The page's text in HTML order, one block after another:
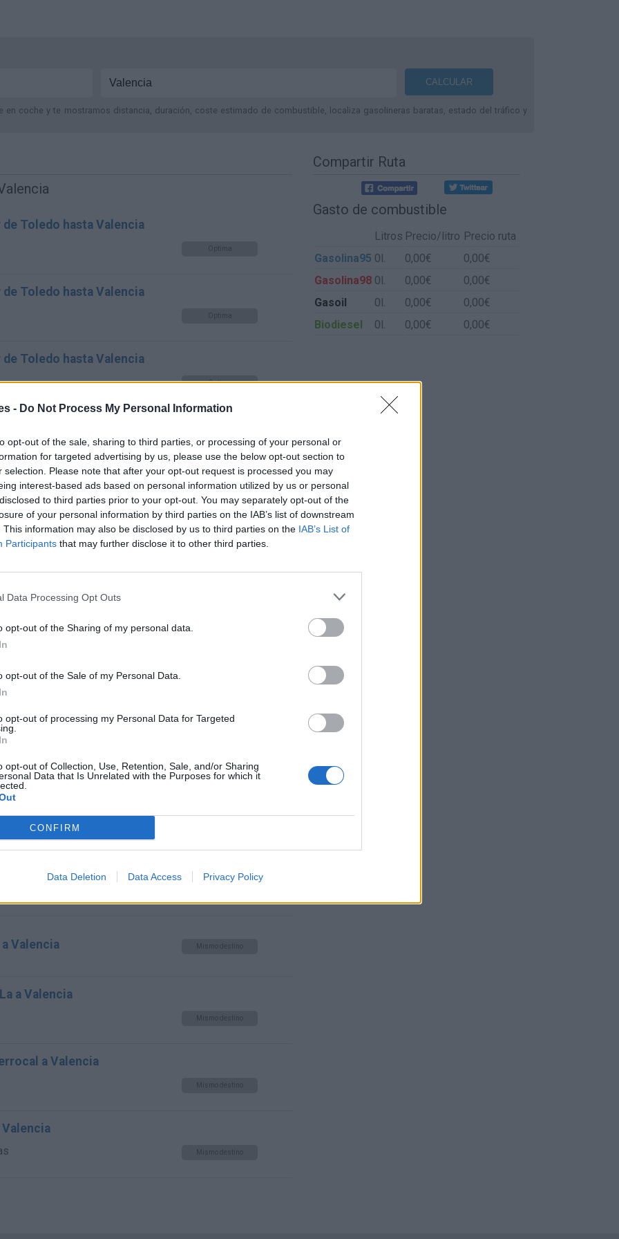
- Do Not Process My Personal Information
opt-out of the sale, sharing to third parties, or processing of your personal or
for targeted advertising by us, please use the below opt-out section to
selection. Please note that after your opt-out request is processed you may
interest-based ads based on personal information utilized by us or personal
to third parties prior to your opt-out. You may separately opt-out of the
of your personal information by third parties on the IAB’s list of downstream
This information may also be disclosed by us to third parties on the IAB’s List of
Participants that may further disclose it to other third parties.
Data Processing Opt Outs
opt-out of the Sharing of my personal data.
opt-out of the Sale of my Personal Data.
opt-out of processing my Personal Data for Targeted
opt-out of Collection, Use, Retention, Sale, and/or Sharing
Data that Is Unrelated with the Purposes for which it
CONFIRM
Data Deletion Data Access Privacy Policy
en coche y te mostramos distancia, duración, coste estimado de combustible, localiza gasolineras baratas, estado del tráfico y
de Toledo hasta Valencia
Optima
de Toledo hasta Valencia
Optima
de Toledo hasta Valencia
Optima
Toledo hasta Valencia
Optima
Valencia
a Valencia
a Valencia
Valencia Mismo destino
a Valencia
Mismo destino
a Valencia
Mismo destino
Valencia
Mismo destino
Compartir Ruta
Gasto de combustible
Litros Precio/litro Precio ruta
Gasolina95 0l. 0,00€
0,00€
Gasolina98 0l. 0,00€
0,00€
Gasoil
0l. 0,00€
0,00€
Biodiesel
0l. 0,00€ 0,00€